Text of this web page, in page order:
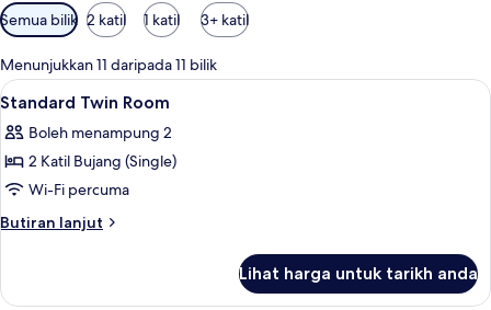
Penapis
yang
tersedia
untuk
bilik
Semua bilik 2 katil 1 katil 3+ katil
Menunjukkan 11 daripada 11 bilik
Lihat
semua
foto
untuk
Standard
Twin
Peralatan tempat tidur premium,
2
Standard Twin Room
Boleh menampung 2
2 Katil Bujang (Single)
Wi-Fi percuma
Butiran lanjut
Butiran
Twin
Lihat harga untuk tarikh anda